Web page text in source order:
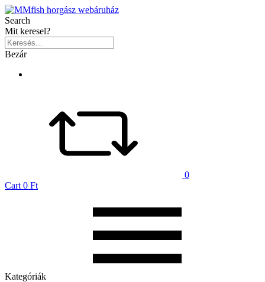
Search
Mit keresel?
Bezár
0
Cart 0 Ft
Kategóriák